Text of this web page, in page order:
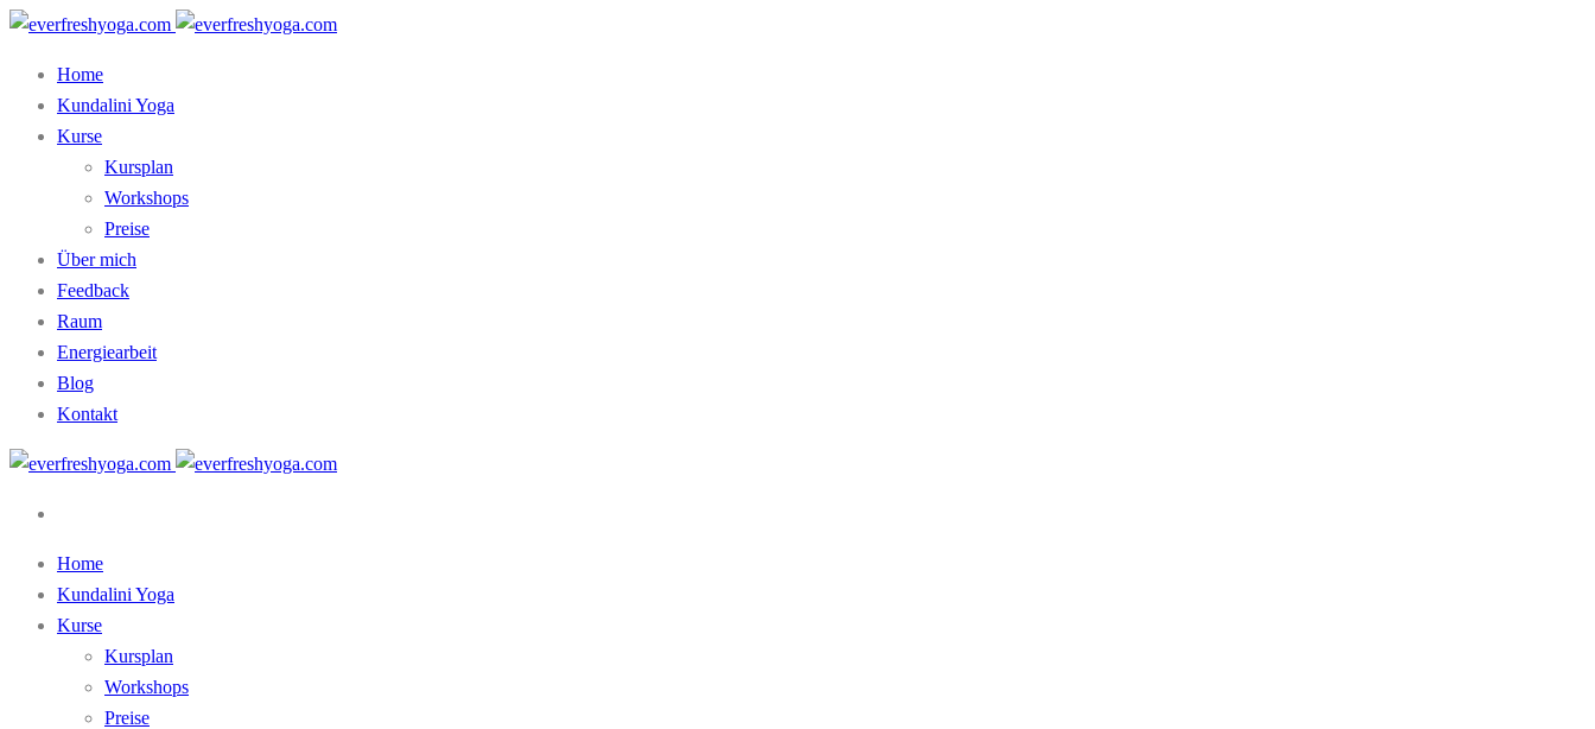
Home
Kundalini Yoga
Kurse
Kursplan
Workshops
Preise
Über mich
Feedback
Raum
Energiearbeit
Blog
Kontakt
Home
Kundalini Yoga
Kurse
Kursplan
Workshops
Preise